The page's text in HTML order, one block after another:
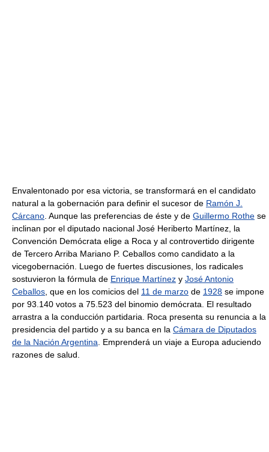
Envalentonado por esa victoria, se transformará en el candidato
natural a la gobernación para definir el sucesor de Ramón J.
Cárcano. Aunque las preferencias de éste y de Guillermo Rothe se
inclinan por el diputado nacional José Heriberto Martínez, la
Convención Demócrata elige a Roca y al controvertido dirigente
de Tercero Arriba Mariano P. Ceballos como candidato a la
vicegobernación. Luego de fuertes discusiones, los radicales
sostuvieron la fórmula de Enrique Martínez y José Antonio
Ceballos, que en los comicios del 11 de marzo de 1928 se impone
por 93.140 votos a 75.523 del binomio demócrata. El resultado
arrastra a la conducción partidaria. Roca presenta su renuncia a la
presidencia del partido y a su banca en la Cámara de Diputados
de la Nación Argentina. Emprenderá un viaje a Europa aduciendo
razones de salud.